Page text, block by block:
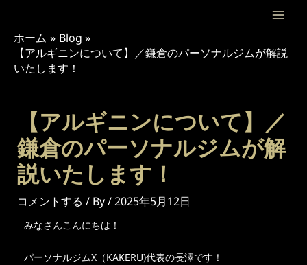
ホーム
Blog
【アルギニンについて】／鎌倉のパーソナルジムが解説
いたします！
【アルギニンについて】／
鎌倉のパーソナルジムが解
説いたします！
コメントする / By/2025年5月12日
みなさんこんにちは！
パーソナルジムX（KAKERU)代表の長澤です！
ナ
ビ
ゲ
シ
ョ
ン